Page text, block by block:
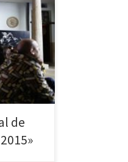
y
para
sus
está
y
por el
de